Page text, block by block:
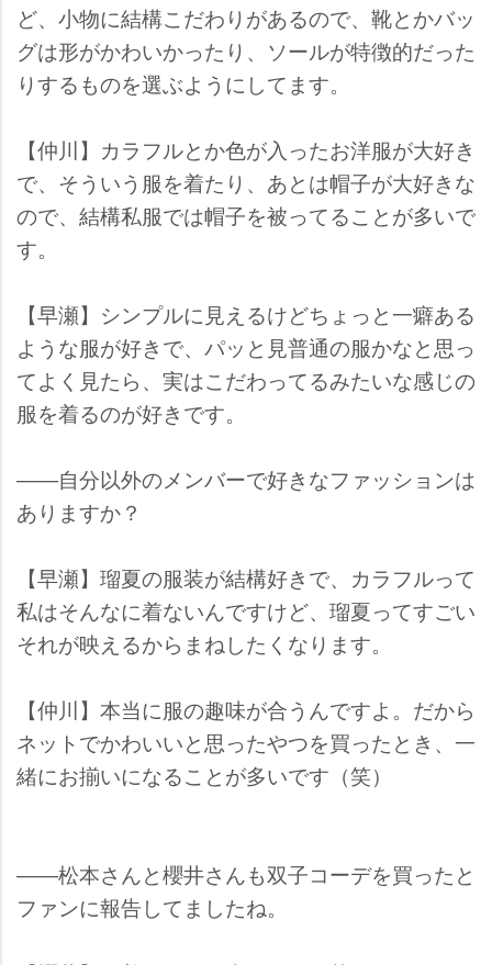
ど、小物に結構こだわりがあるので、靴とかバッ
グは形がかわいかったり、ソールが特徴的だった
りするものを選ぶようにしてます。
【仲川】カラフルとか色が入ったお洋服が大好き
で、そういう服を着たり、あとは帽子が大好きな
ので、結構私服では帽子を被ってることが多いで
す。
【早瀬】シンプルに見えるけどちょっと一癖ある
ような服が好きで、パッと見普通の服かなと思っ
てよく見たら、実はこだわってるみたいな感じの
服を着るのが好きです。
――自分以外のメンバーで好きなファッションは
ありますか？
【早瀬】瑠夏の服装が結構好きで、カラフルって
私はそんなに着ないんですけど、瑠夏ってすごい
それが映えるからまねしたくなります。
【仲川】本当に服の趣味が合うんですよ。だから
ネットでかわいいと思ったやつを買ったとき、一
緒にお揃いになることが多いです（笑）
――松本さんと櫻井さんも双子コーデを買ったと
ファンに報告してましたね。